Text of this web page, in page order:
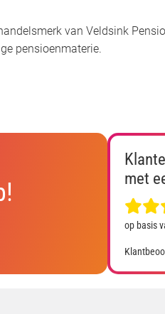
van Veldsink
pensioenmaterie.
met
op basis